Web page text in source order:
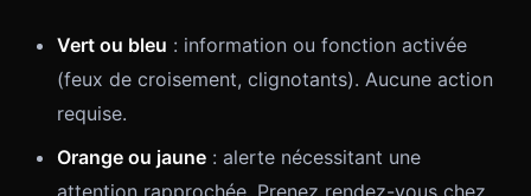
Vert ou bleu : information ou fonction activée
(feux de croisement, clignotants). Aucune action
requise.
Orange ou jaune : alerte nécessitant une
attention rapprochée. Prenez rendez-vous chez